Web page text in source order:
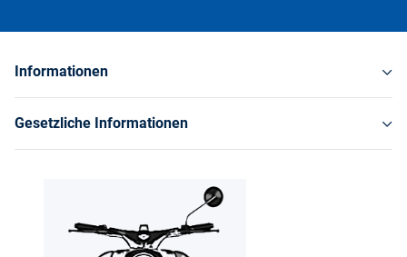
Informationen
Gesetzliche Informationen